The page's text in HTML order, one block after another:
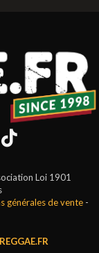
Loi 1901
générales de vente-